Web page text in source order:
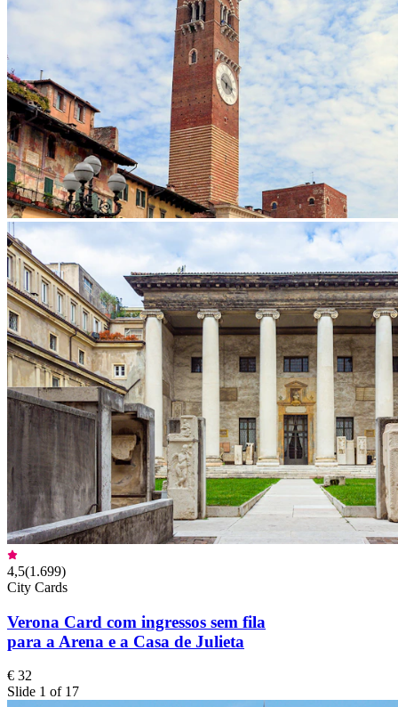
4,5(1.699)
City Cards
Verona Card com ingressos sem fila
para a Arena e a Casa de Julieta
€ 32
Slide 1 of 17